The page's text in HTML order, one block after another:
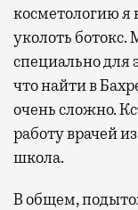
косметологию я
уколоть ботокс.
специально для
что найти в
очень сложно.
работу врачей
школа.
В общем,